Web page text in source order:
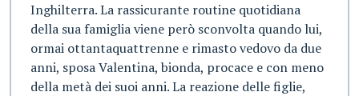
Inghilterra. La rassicurante routine quotidiana
della sua famiglia viene però sconvolta quando lui,
ormai ottantaquattrenne e rimasto vedovo da due
anni, sposa Valentina, bionda, procace e con meno
della metà dei suoi anni. La reazione delle figlie,